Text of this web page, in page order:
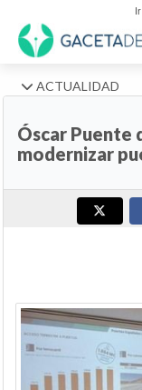
ACTUALIDAD
Óscar Puente
modernizar